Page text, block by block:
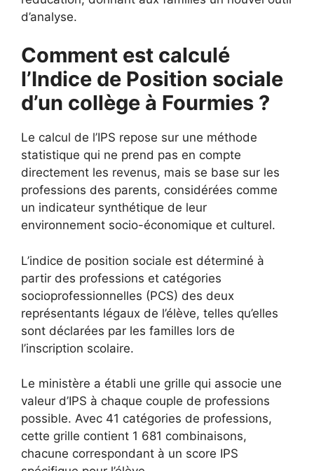
d’analyse.
Comment est calculé
l’Indice de Position sociale
d’un collège à Fourmies ?
Le calcul de l’IPS repose sur une méthode
statistique qui ne prend pas en compte
directement les revenus, mais se base sur les
professions des parents, considérées comme
un indicateur synthétique de leur
environnement socio-économique et culturel.
L’indice de position sociale est déterminé à
partir des professions et catégories
socioprofessionnelles (PCS) des deux
représentants légaux de l’élève, telles qu’elles
sont déclarées par les familles lors de
l’inscription scolaire.
Le ministère a établi une grille qui associe une
valeur d’IPS à chaque couple de professions
possible. Avec 41 catégories de professions,
cette grille contient 1 681 combinaisons,
chacune correspondant à un score IPS